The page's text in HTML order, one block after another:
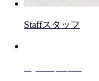
Staffスタッフ